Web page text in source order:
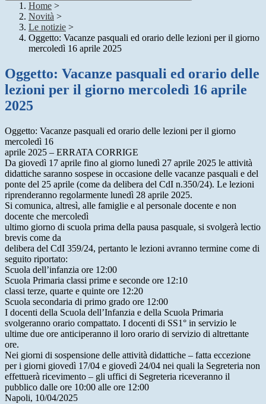
Home >
Novità >
Le notizie >
Oggetto: Vacanze pasquali ed orario delle lezioni per il giorno
mercoledì 16 aprile 2025
Oggetto: Vacanze pasquali ed orario delle
lezioni per il giorno mercoledì 16 aprile
2025
Oggetto: Vacanze pasquali ed orario delle lezioni per il giorno
mercoledì 16
aprile 2025 – ERRATA CORRIGE
Da giovedì 17 aprile fino al giorno lunedì 27 aprile 2025 le attività
didattiche saranno sospese in occasione delle vacanze pasquali e del
ponte del 25 aprile (come da delibera del CdI n.350/24). Le lezioni
riprenderanno regolarmente lunedì 28 aprile 2025.
Si comunica, altresì, alle famiglie e al personale docente e non
docente che mercoledì
ultimo giorno di scuola prima della pausa pasquale, si svolgerà lectio
brevis come da
delibera del CdI 359/24, pertanto le lezioni avranno termine come di
seguito riportato:
Scuola dell’infanzia ore 12:00
Scuola Primaria classi prime e seconde ore 12:10
classi terze, quarte e quinte ore 12:20
Scuola secondaria di primo grado ore 12:00
I docenti della Scuola dell’Infanzia e della Scuola Primaria
svolgeranno orario compattato. I docenti di SS1° in servizio le
ultime due ore anticiperanno il loro orario di servizio di altrettante
ore.
Nei giorni di sospensione delle attività didattiche – fatta eccezione
per i giorni giovedì 17/04 e giovedì 24/04 nei quali la Segreteria non
effettuerà ricevimento – gli uffici di Segreteria riceveranno il
pubblico dalle ore 10:00 alle ore 12:00
Napoli, 10/04/2025